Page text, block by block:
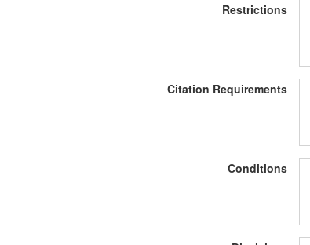
Restrictions
Citation Requirements
Conditions